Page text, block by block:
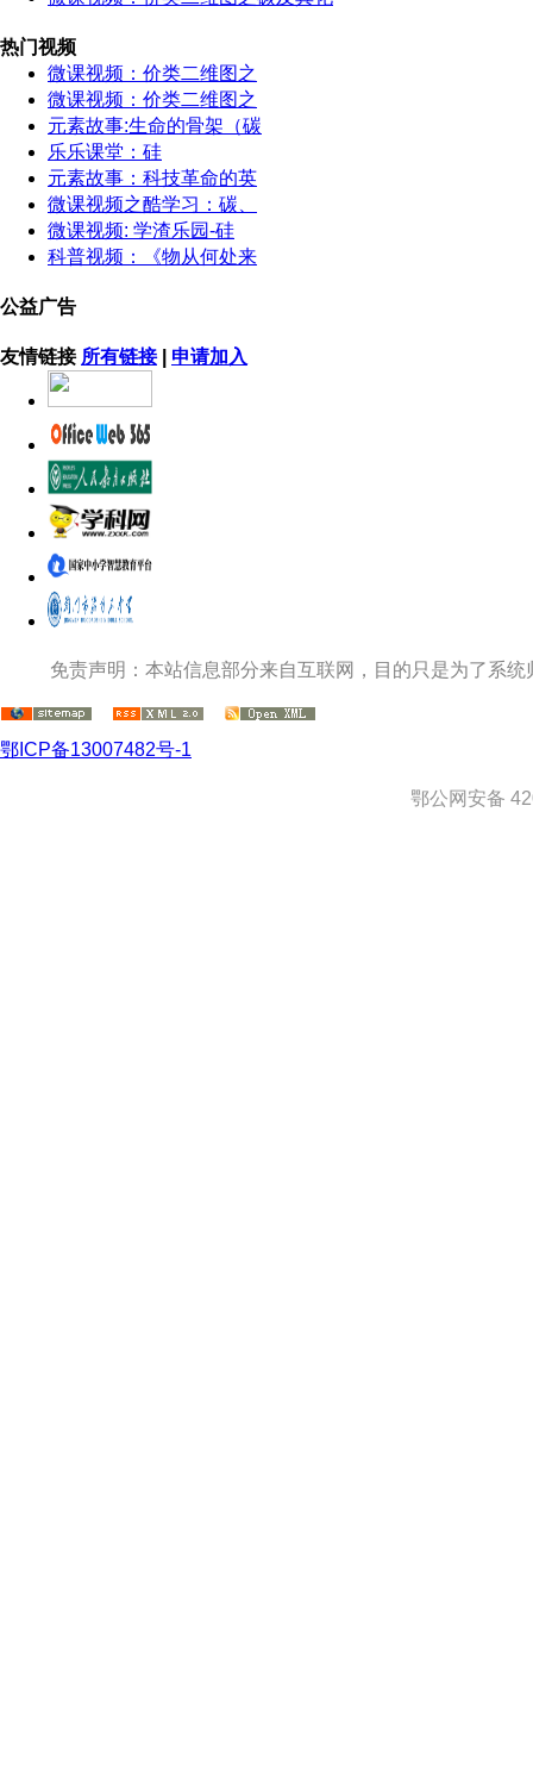
热门视频
微课视频：价类二维图之
微课视频：价类二维图之
元素故事:生命的骨架（碳
乐乐课堂：硅
元素故事：科技革命的英
微课视频之酷学习：碳、
微课视频: 学渣乐园-硅
科普视频：《物从何处来
公益广告
友情链接 所有链接| 申请加入
免责声明：本站信息部分来自互联网，目的只是为了系
鄂ICP备13007482号-1
鄂公网安备